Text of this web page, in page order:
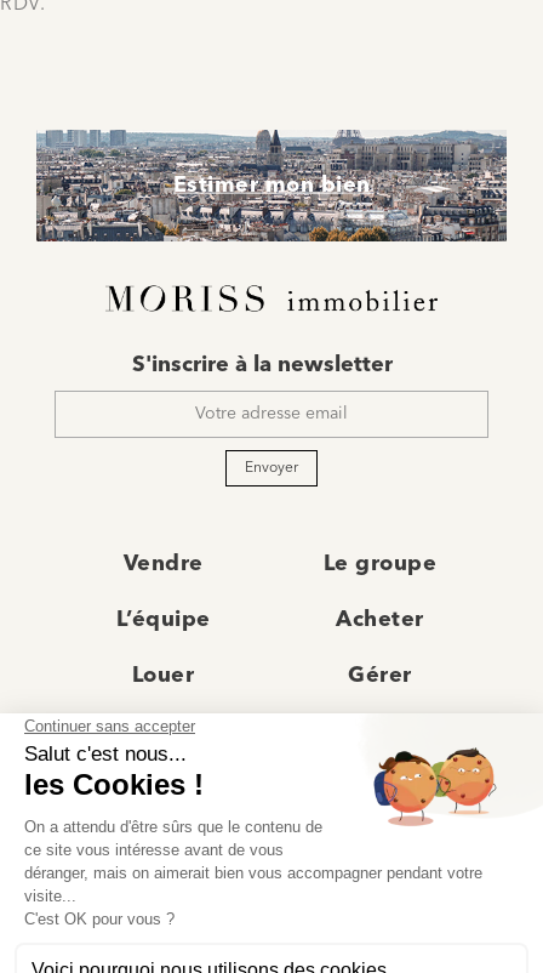
RDV.
Estimer mon bien
mail
S'inscrire à la newsletter
Envoyer
Vendre Le groupe
L’équipe Acheter
Louer Gérer
Actualités
Recrutement Avis clients
Prestige
© Moriss Immobilier 2025 – Tous droits réservés –